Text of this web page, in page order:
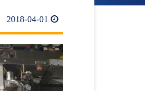
2018-04-01